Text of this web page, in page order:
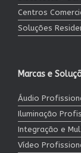
Centros
Soluções
Marcas e
Áudio
Iluminação
Integração e
Vídeo